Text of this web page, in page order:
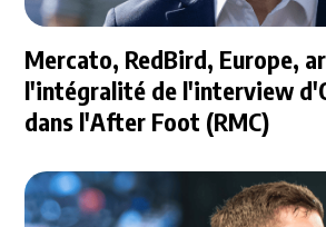
Mercato, RedBird, Europe,
l'intégralité de l'interview
dans l'After Foot (RMC)